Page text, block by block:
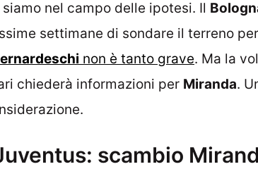
nel campo delle ipotesi. Il
settimane di sondare il terreno per
non è tanto grave. Ma la
chiederà informazioni per Miranda.
scambio